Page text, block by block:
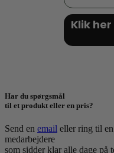
Klik
Har du spørgsmål
til et produkt eller en pris?
Send en email eller ring til
medarbejdere
som sidder klar alle dage på